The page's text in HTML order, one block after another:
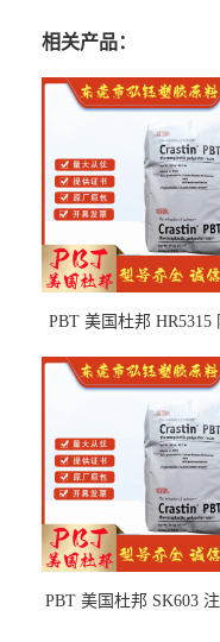
相关产品：
PBT 美国杜邦 HR5315
部件
PBT 美国杜邦 SK603